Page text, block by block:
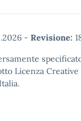
- Revisione:
Licenza Creative